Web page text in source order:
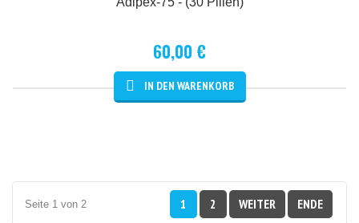
60,00 €
Seite 1 von 2 1 2 WEITER ENDE